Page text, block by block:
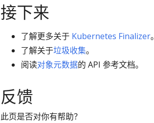
接下来
了解更多关于 Kubernetes Finalizer。
了解关于垃圾收集。
阅读对象元数据的 API 参考文档。
反馈
此页是否对你有帮助？